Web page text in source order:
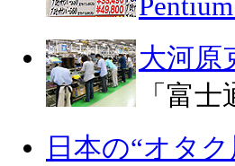
大河原
「富
日本の“オタ